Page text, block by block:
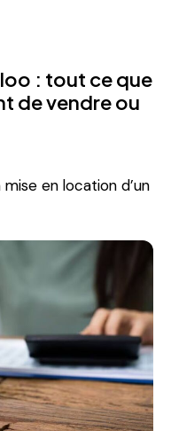
: tout ce que
de vendre ou
en location d’un